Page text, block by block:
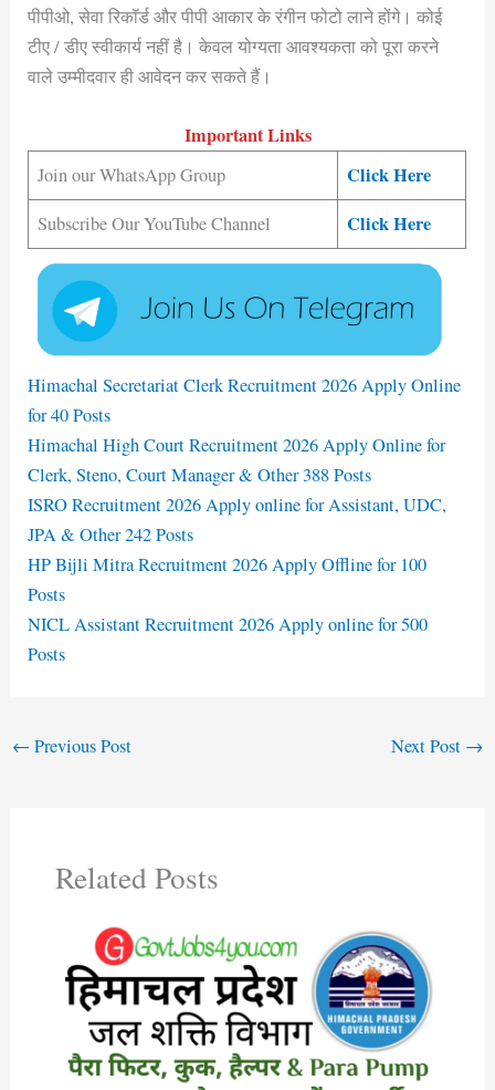
पीपीओ, सेवा रिकॉर्ड और पीपी आकार के रंगीन फोटो लाने होंगे। कोई
टीए / डीए स्वीकार्य नहीं है। केवल योग्यता आवश्यकता को पूरा करने
वाले उम्मीदवार ही आवेदन कर सकते हैं।
Important Links
Join our WhatsApp Group Click Here
Subscribe Our YouTube Channel Click Here
Himachal Secretariat Clerk Recruitment 2026 Apply Online
for 40 Posts
Himachal High Court Recruitment 2026 Apply Online for
Clerk, Steno, Court Manager & Other 388 Posts
ISRO Recruitment 2026 Apply online for Assistant, UDC,
JPA & Other 242 Posts
HP Bijli Mitra Recruitment 2026 Apply Offline for 100
Posts
NICL Assistant Recruitment 2026 Apply online for 500
Posts
← Previous Post Next Post →
Related Posts